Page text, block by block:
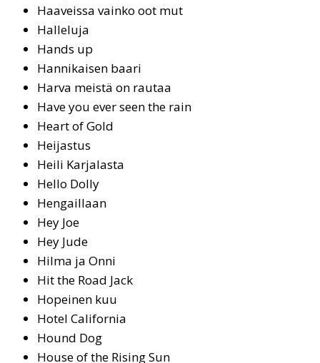
Haa­veis­sa vain­ko oot mut
Hal­le­lu­ja
Hands up
Hannikaisen baari
Har­va meis­tä on rau­taa
Ha­ve you ever seen the rain
Heart of Gold
Hei­jas­tus
Heili Karjalasta
Hello Dolly
Hengaillaan
Hey Joe
Hey Ju­de
Hil­ma ja On­ni
Hit the Road Jack
Hopeinen kuu
Ho­tel Ca­li­for­nia
Hound Dog
Hou­se of the Ri­sing Sun